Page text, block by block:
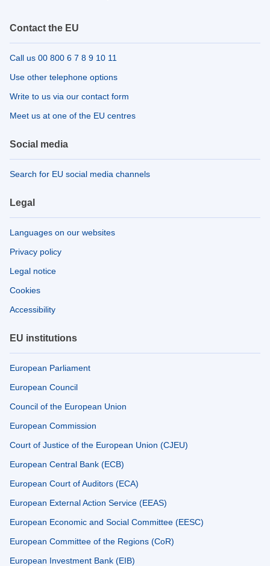
Contact the EU
Call us 00 800 6 7 8 9 10 11
Use other telephone options
Write to us via our contact form
Meet us at one of the EU centres
Social media
Search for EU social media channels
Legal
Languages on our websites
Privacy policy
Legal notice
Cookies
Accessibility
EU institutions
European Parliament
European Council
Council of the European Union
European Commission
Court of Justice of the European Union (CJEU)
European Central Bank (ECB)
European Court of Auditors (ECA)
European External Action Service (EEAS)
European Economic and Social Committee (EESC)
European Committee of the Regions (CoR)
European Investment Bank (EIB)